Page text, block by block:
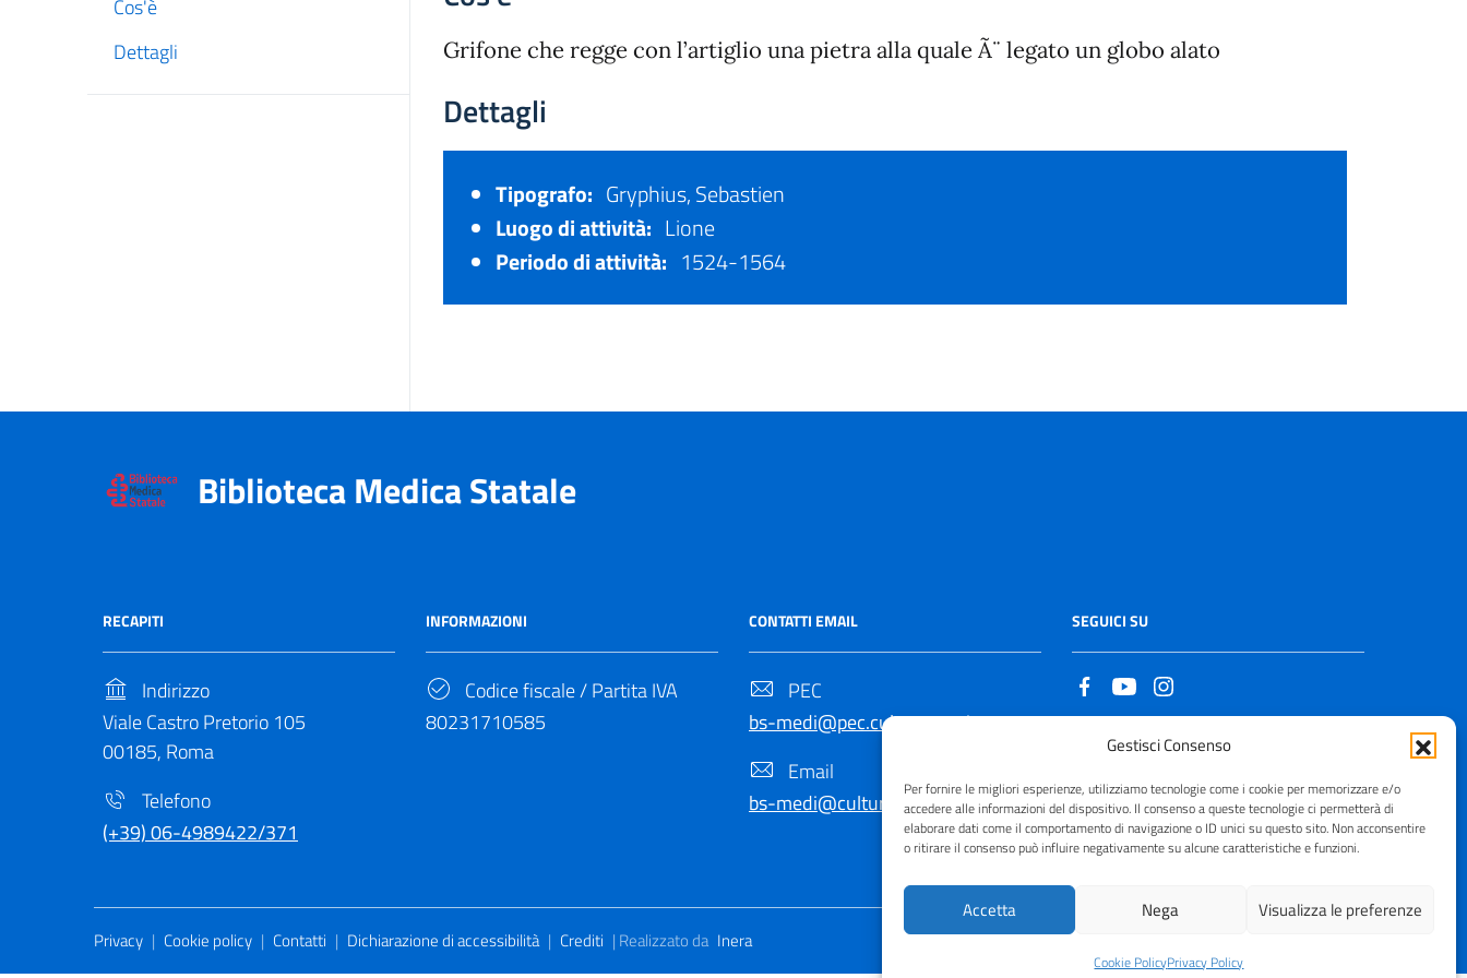
Gestisci Consenso
Per fornire le migliori esperienze, utilizziamo tecnologie come i cookie per memorizzare e/o
accedere alle informazioni del dispositivo. Il consenso a queste tecnologie ci permetterà di
elaborare dati come il comportamento di navigazione o ID unici su questo sito. Non acconsentire
o ritirare il consenso può influire negativamente su alcune caratteristiche e funzioni.
Accetta Nega Visualizza le preferenze
Cookie PolicyPrivacy Policy
Cos'è
Dettagli
Grifone che regge con l’artiglio una pietra alla quale Ã¨ legato un globo alato
Dettagli
Tipografo: Gryphius, Sebastien
Luogo di attività: Lione
Periodo di attività: 1524-1564
Biblioteca Medica Statale
RECAPITI
Indirizzo
Viale Castro Pretorio 105
00185, Roma
Telefono
(+39) 06-4989422/371
INFORMAZIONI
Codice fiscale / Partita IVA
80231710585
CONTATTI EMAIL
PEC
bs-medi@pec.cultura.gov.it
Email
bs-medi@cultura.gov.it
SEGUICI SU
Copyright © 2021 - 2026
Useful Links Section
Privacy | Cookie policy | Contatti | Dichiarazione di accessibilità | Crediti | Realizzato da Inera